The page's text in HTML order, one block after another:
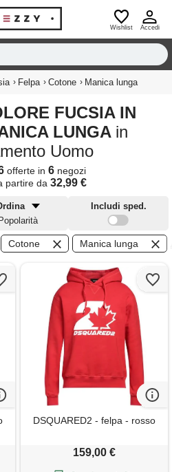
Wishlist Accedi
› Felpa › Cotone › Manica lunga
LUNGA in
Uomo
offerte in 6 negozi
partire da 32,99 €
Popolarità
Includi sped.
Cotone Manica lunga
DSQUARED2 - felpa - rosso
159,00 €